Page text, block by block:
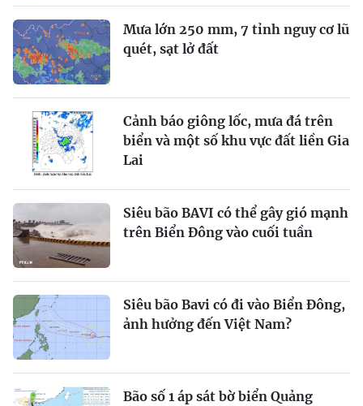
Mưa lớn 250 mm, 7 tỉnh nguy cơ lũ
quét, sạt lở đất
Cảnh báo giông lốc, mưa đá trên
biển và một số khu vực đất liền Gia
Lai
Siêu bão BAVI có thể gây gió mạnh
trên Biển Đông vào cuối tuần
Siêu bão Bavi có đi vào Biển Đông,
ảnh hưởng đến Việt Nam?
Bão số 1 áp sát bờ biển Quảng